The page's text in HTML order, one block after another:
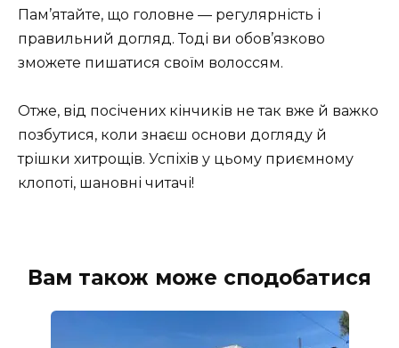
Пам’ятайте, що головне — регулярність і
правильний догляд. Тоді ви обов’язково
зможете пишатися своїм волоссям.
Отже, від посічених кінчиків не так вже й важко
позбутися, коли знаєш основи догляду й
трішки хитрощів. Успіхів у цьому приємному
клопоті, шановні читачі!
Вам також може сподобатися